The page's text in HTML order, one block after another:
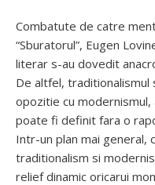
Combatute de catre
“Sburatorul”, Eugen
literar s-au dovedit
De altfel, traditionalismul
opozitie cu modernismul,
poate fi definit fara o
Intr-un plan mai general,
traditionalism si
relief dinamic oricarui